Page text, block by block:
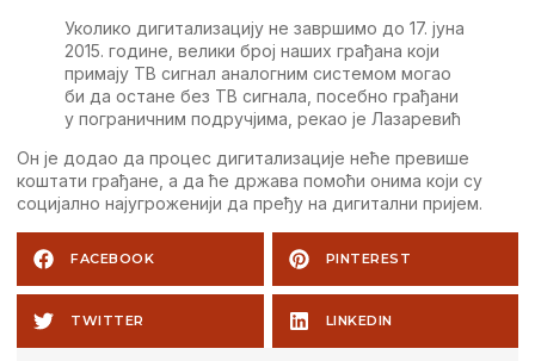
Уколико дигитализацију не завршимо до 17. јуна
2015. године, велики број наших грађана који
примају ТВ сигнал аналогним системом могао
би да остане без ТВ сигнала, посебно грађани
у пограничним подручјима, рекао је Лазаревић
Он је додао да процес дигитализације неће превише
коштати грађане, а да ће држава помоћи онима који су
социјално најугроженији да пређу на дигитални пријем.
FACEBOOK PINTEREST
TWITTER LINKEDIN